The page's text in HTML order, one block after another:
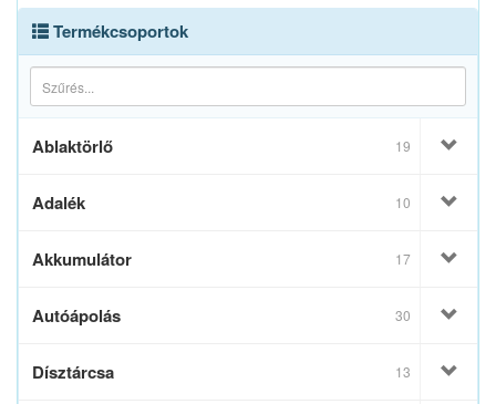
Termékcsoportok
Ablaktörlő 19
Adalék 10
Akkumulátor 17
Autóápolás 30
Dísztárcsa 13